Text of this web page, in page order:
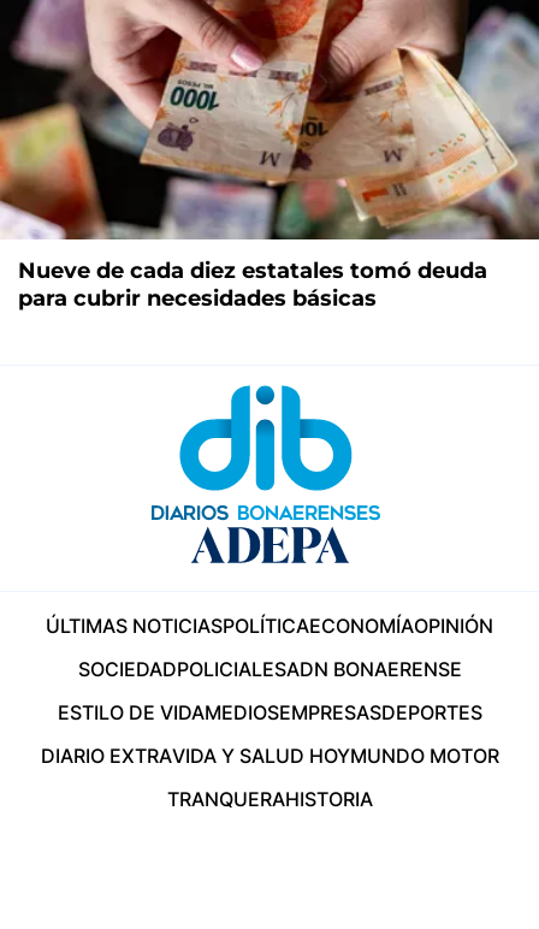
Nueve de cada diez estatales tomó deuda
para cubrir necesidades básicas
ÚLTIMAS NOTICIASPOLÍTICAECONOMÍAOPINIÓN
SOCIEDADPOLICIALESADN BONAERENSE
ESTILO DE VIDAMEDIOSEMPRESASDEPORTES
DIARIO EXTRAVIDA Y SALUD HOYMUNDO MOTOR
TRANQUERAHISTORIA